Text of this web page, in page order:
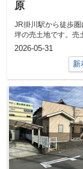
原
JR掛川駅から徒歩
坪の売土地です。
川市御所原 ／ 土
2026-05-31
新